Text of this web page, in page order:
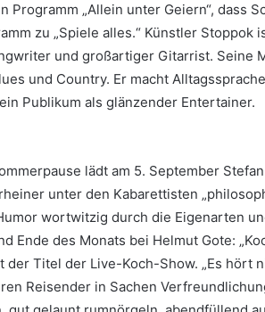
Programm „Allein unter Geiern“, dass
zu „Spiele alles.“ Künstler Stoppok
und großartiger Gitarrist. Seine
und Country. Er macht
Publikum als glänzender Entertainer.
lädt am 5. September
unter den Kabarettisten
wortwitzig durch die Eigenarten
Ende des Monats bei Helmut Gote:
der Titel der Live-Koch-Show. „Es hört
Reisender in Sachen